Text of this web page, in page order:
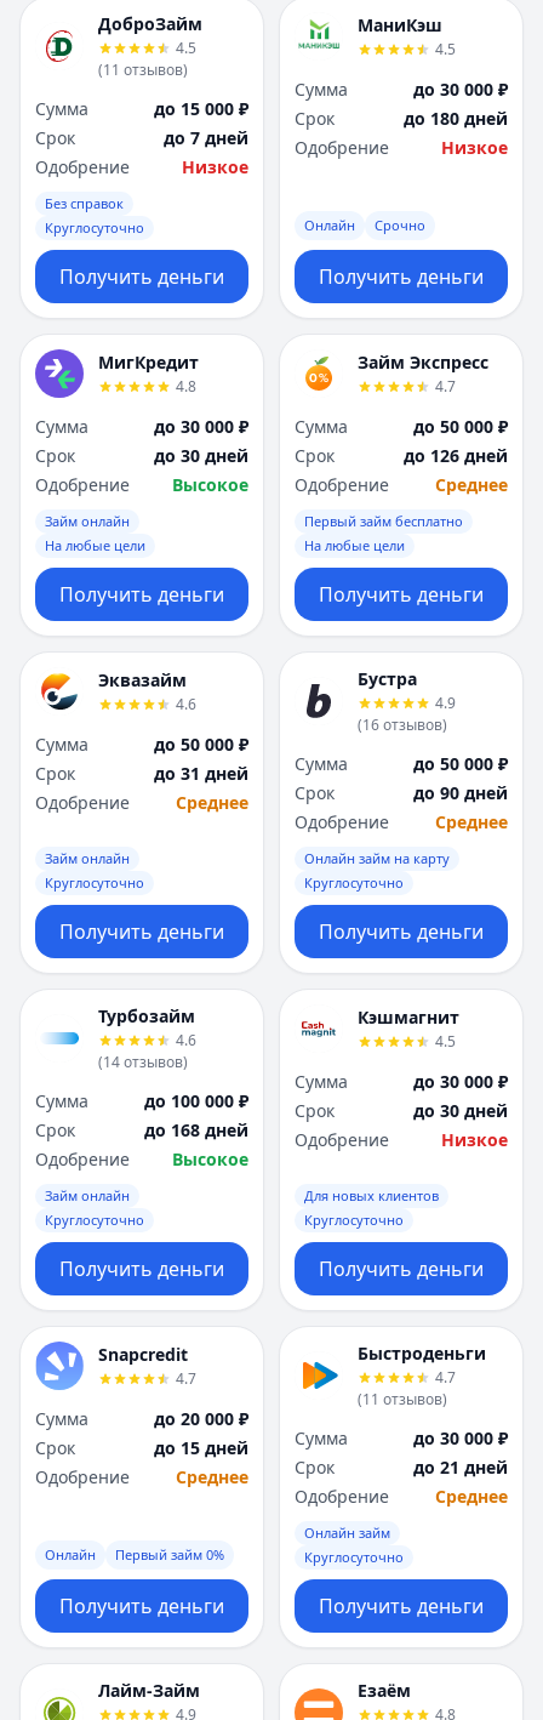
ДоброЗайм
4.5
(11 отзывов)
Сумма
до 15 000 ₽
Срок
до 7 дней
Одобрение
Низкое
Без справок
Круглосуточно
Получить деньги
МаниКэш
4.5
Сумма
до 30 000 ₽
Срок
до 180 дней
Одобрение
Низкое
Онлайн Срочно
Получить деньги
МигКредит
4.8
Сумма
до 30 000 ₽
Срок
до 30 дней
Одобрение
Высокое
Займ онлайн
На любые цели
Получить деньги
Займ Экспресс
4.7
Сумма
до 50 000 ₽
Срок
до 126 дней
Одобрение
Среднее
Первый займ бесплатно
На любые цели
Получить деньги
Эквазайм
4.6
Сумма
до 50 000 ₽
Срок
до 31 дней
Одобрение
Среднее
Займ онлайн
Круглосуточно
Получить деньги
Бустра
4.9
(16отзывов)
Сумма
до 50 000 ₽
Срок
до 90 дней
Одобрение
Среднее
Онлайн займ на карту
Круглосуточно
Получить деньги
Турбозайм
4.6
(14отзывов)
Сумма
до 100 000 ₽
Срок
до 168 дней
Одобрение
Высокое
Займ онлайн
Круглосуточно
Получить деньги
Кэшмагнит
4.5
Сумма
до 30 000 ₽
Срок
до 30 дней
Одобрение
Низкое
Для новых клиентов
Круглосуточно
Получить деньги
Snapcredit
4.7
Сумма
до 20 000 ₽
Срок
до 15 дней
Одобрение
Среднее
Онлайн Первый займ 0%
Получить деньги
Быстроденьги
4.7
(11 отзывов)
Сумма
до 30 000 ₽
Срок
до 21 дней
Одобрение
Среднее
Онлайн займ
Круглосуточно
Получить деньги
Лайм-Займ
4.9
Езаём
4.8